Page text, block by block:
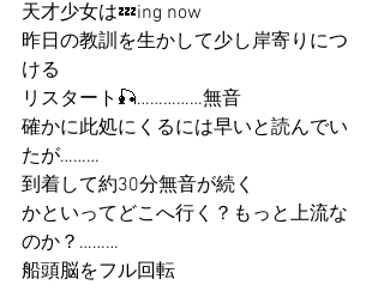
天才少女は💤ing now
昨日の教訓を生かして少し岸寄りにつ
ける
リスタート🎣……………無音
確かに此処にくるには早いと読んでい
たが………
到着して約30分無音が続く
かといってどこへ行く？もっと上流な
のか？………
船頭脳をフル回転